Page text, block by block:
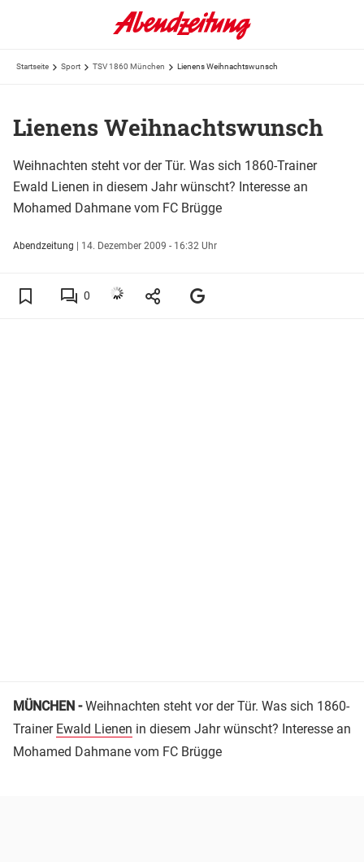
Startseite Sport TSV 1860 München Lienens Weihnachtswunsch
Lienens Weihnachtswunsch
Weihnachten steht vor der Tür. Was sich 1860-Trainer
Ewald Lienen in diesem Jahr wünscht? Interesse an
Mohamed Dahmane vom FC Brügge
Abendzeitung | 14. Dezember 2009 - 16:32 Uhr
0
MÜNCHEN -Weihnachten steht vor der Tür. Was sich 1860-
Trainer Ewald Lienen in diesem Jahr wünscht? Interesse an
Mohamed Dahmane vom FC Brügge